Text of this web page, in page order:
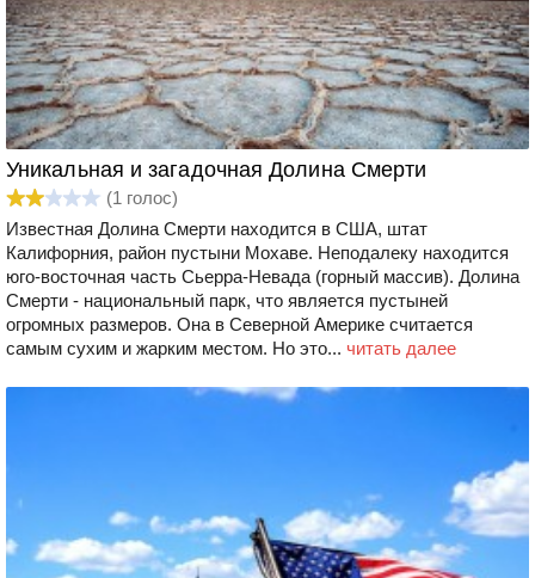
Уникальная и загадочная Долина Смерти
(1 голос)
Известная Долина Смерти находится в США, штат
Калифорния, район пустыни Мохаве. Неподалеку находится
юго-восточная часть Сьерра-Невада (горный массив). Долина
Смерти - национальный парк, что является пустыней
огромных размеров. Она в Северной Америке считается
самым сухим и жарким местом. Но это... читать далее